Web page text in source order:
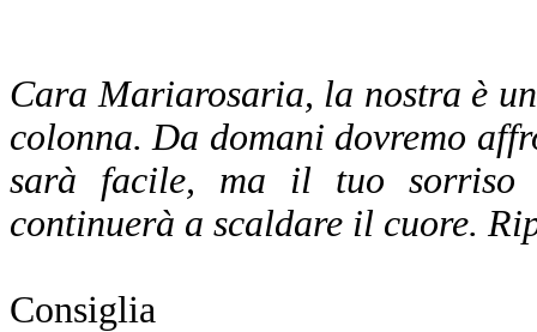
Cara Mariarosaria, la nostra è
colonna. Da domani dovremo
sarà facile, ma il tuo sorriso
continuerà a scaldare il cuore.
Consiglia